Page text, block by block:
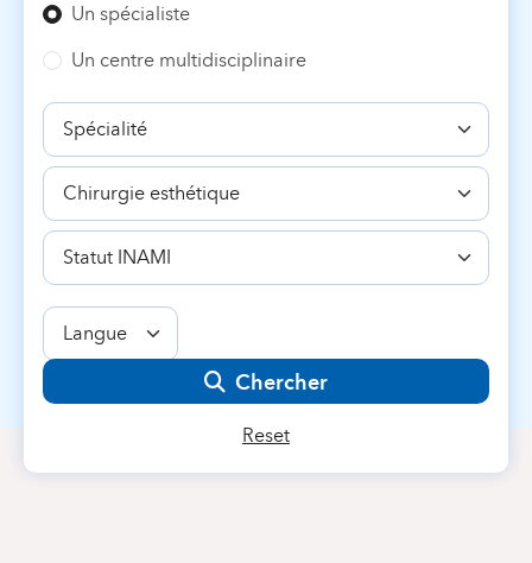
Un spécialiste
Un centre multidisciplinaire
Spécialité
Compétence
Statut
INAMI
Langue
Chercher
Reset